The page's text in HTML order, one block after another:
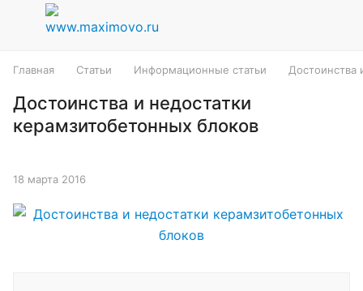
Главная Статьи Информационные статьи Достоинства
Достоинства и недостатки
керамзитобетонных блоков
18 марта 2016